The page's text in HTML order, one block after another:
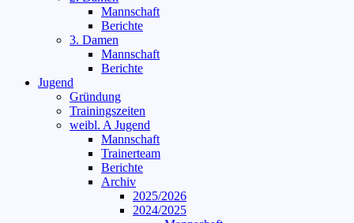
Mannschaft
Berichte
3. Damen
Mannschaft
Berichte
Jugend
Gründung
Trainingszeiten
weibl. A Jugend
Mannschaft
Trainerteam
Berichte
Archiv
2025/2026
2024/2025